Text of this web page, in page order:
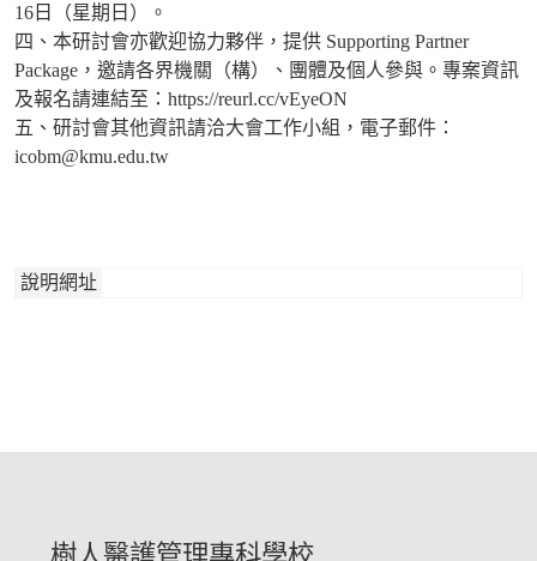
16日（星期日）。
四、本研討會亦歡迎協力夥伴，提供 Supporting Partner
Package，邀請各界機關（構）、團體及個人參與。專案資訊
及報名請連結至：https://reurl.cc/vEyeON
五、研討會其他資訊請洽大會工作小組，電子郵件：
icobm@kmu.edu.tw
說明網址